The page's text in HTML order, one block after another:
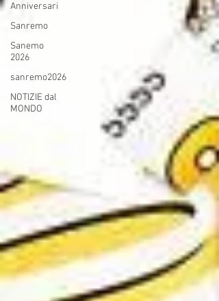
Anniversari
Sanremo
Sanemo
2026
sanremo2026
NOTIZIE dal
MONDO